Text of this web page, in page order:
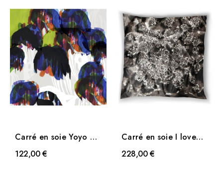
Carré en soie Yoyo de
Petite Friture
122,00 €
Carré en soie I love
porn de Henriot
Thomas
228,00 €